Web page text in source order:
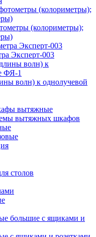
(колориметры);
Эксперт-003
волн) к однолучевой
вытяжные
вытяжных шкафов
столов
большие с ящиками и